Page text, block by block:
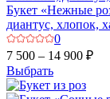
Букет «Нежные
диантус, хлопок,
0
7 500 – 14 900 ₽
Выбрать